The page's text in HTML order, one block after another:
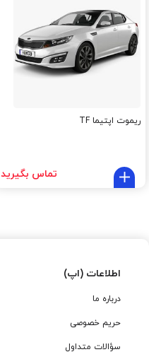
ریموت اپتیما TF
تماس بگیرید
اطلاعات (اپ)
درباره ما
حریم خصوصی
سؤالات متداول